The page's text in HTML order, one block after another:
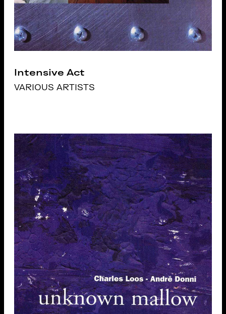
Intensive Act
VARIOUS ARTISTS